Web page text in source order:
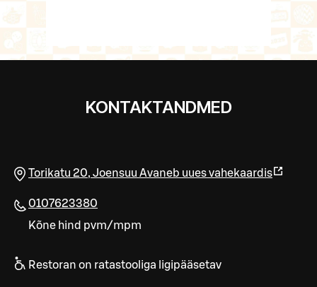
KONTAKTANDMED
Torikatu 20, Joensuu Avaneb uues vahekaardis
0107623380
Kõne hind pvm/mpm
Restoran on ratastooliga ligipääsetav